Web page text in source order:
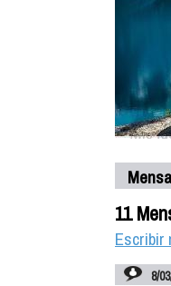
11
Escribir
8/